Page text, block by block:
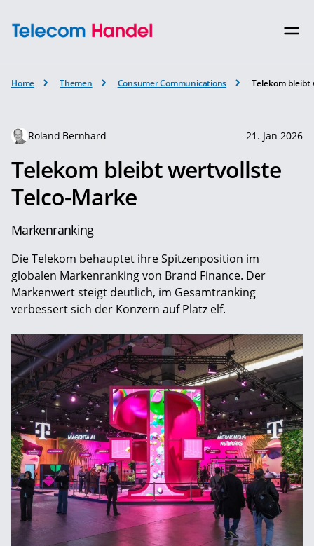
Home Themen Consumer Communications Telekom bleibt
Roland Bernhard 21. Jan 2026
Telekom bleibt wertvollste
Telco-Marke
Markenranking
Die Telekom behauptet ihre Spitzenposition im
globalen Markenranking von Brand Finance. Der
Markenwert steigt deutlich, im Gesamtranking
verbessert sich der Konzern auf Platz elf.